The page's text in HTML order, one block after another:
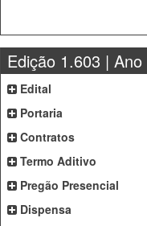
Edição 1.603 | Ano
Edital
Portaria
Contratos
Termo Aditivo
Pregão Presencial
Dispensa